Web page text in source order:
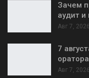
Зачем
аудит и
Авг 7, 2026
7
оратора
Авг 7, 2026